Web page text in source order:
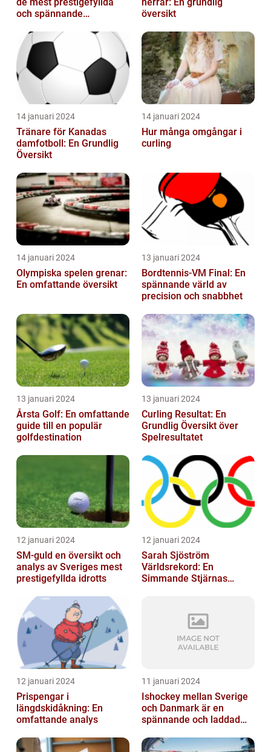
och spännande
sporten varje år
översikt
14 januari 2024
Tränare för Kanadas
damfotboll: En Grundlig
Översikt
14 januari 2024
Hur många omgångar i
curling
14 januari 2024
Olympiska spelen grenar:
En omfattande översikt
13 januari 2024
Bordtennis-VM Final: En
spännande värld av
precision och snabbhet
13 januari 2024
Årsta Golf: En omfattande
guide till en populär
golfdestination
13 januari 2024
Curling Resultat: En
Grundlig Översikt över
Spelresultatet
12 januari 2024
SM-guld en översikt och
analys av Sveriges mest
prestigefyllda idrotts
12 januari 2024
Sarah Sjöström
Världsrekord: En
Simmande Stjärnas
12 januari 2024
Prispengar i
längdskidåkning: En
omfattande analys
11 januari 2024
Ishockey mellan Sverige
och Danmark är en
spännande och laddad
historia